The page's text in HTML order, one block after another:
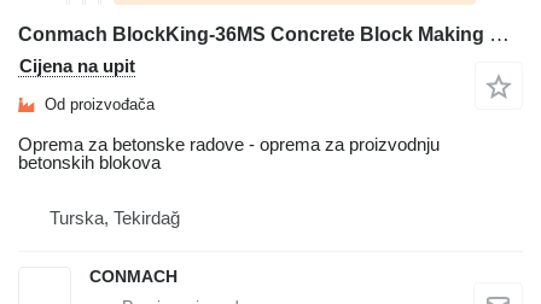
Conmach BlockKing-36MS Concrete Block Making Machine -12.000 units/shift
Cijena na upit
Od proizvođača
Oprema za betonske radove - oprema za proizvodnju
betonskih blokova
Turska, Tekirdağ
CONMACH